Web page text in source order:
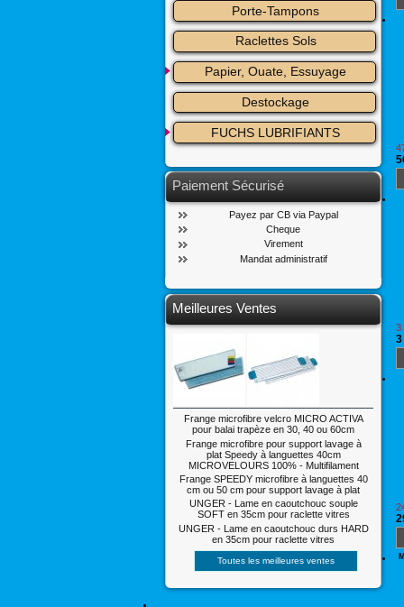
Porte-Tampons
Raclettes Sols
Papier, Ouate, Essuyage
Destockage
FUCHS LUBRIFIANTS
Paiement Sécurisé
Payez par CB via Paypal
Cheque
Virement
Mandat administratif
Meilleures Ventes
Frange microfibre velcro MICRO ACTIVA
pour balai trapèze en 30, 40 ou 60cm
Frange microfibre pour support lavage à
plat Speedy à languettes 40cm
MICROVELOURS 100% - Multifilament
Frange SPEEDY microfibre à languettes 40
cm ou 50 cm pour support lavage à plat
UNGER - Lame en caoutchouc souple
SOFT en 35cm pour raclette vitres
UNGER - Lame en caoutchouc durs HARD
en 35cm pour raclette vitres
Toutes les meilleures ventes
3
3